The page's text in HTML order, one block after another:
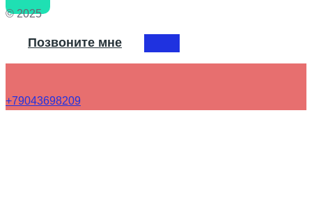
© 2025
Позвоните мне
+79043698209